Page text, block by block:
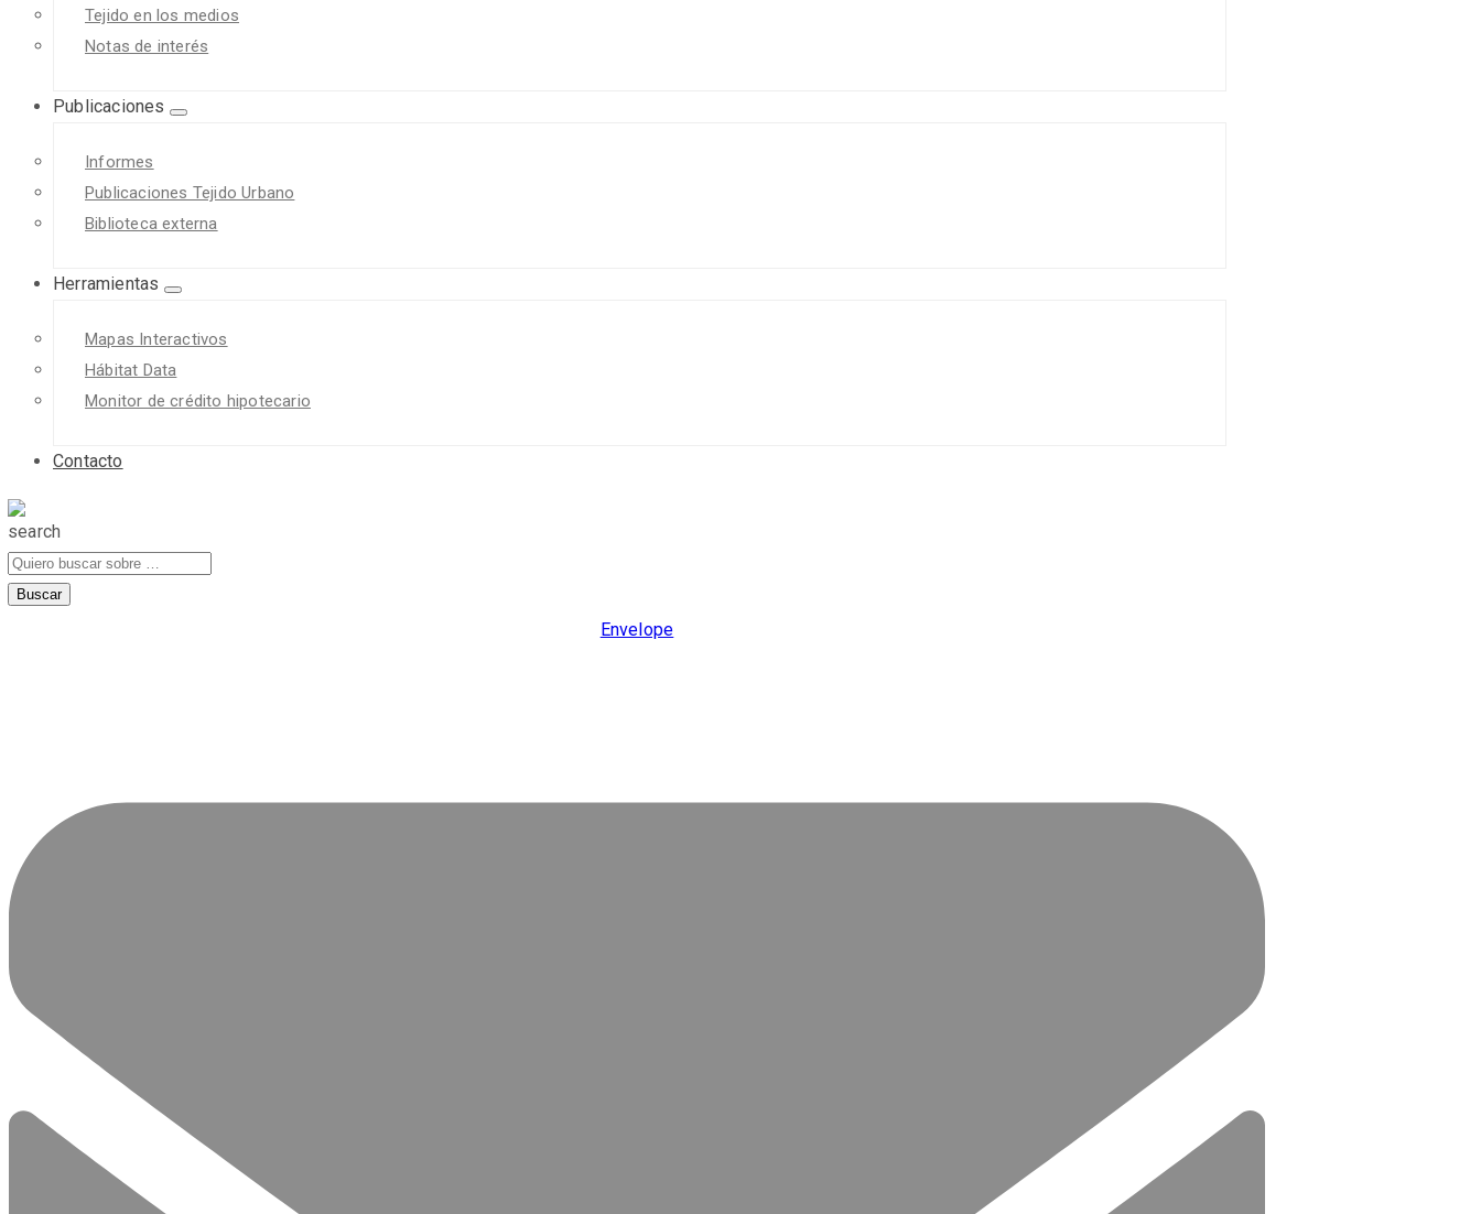
Tejido en los medios
Notas de interés
Publicaciones
Informes
Publicaciones Tejido Urbano
Biblioteca externa
Herramientas
Mapas Interactivos
Hábitat Data
Monitor de crédito hipotecario
Contacto
Envelope